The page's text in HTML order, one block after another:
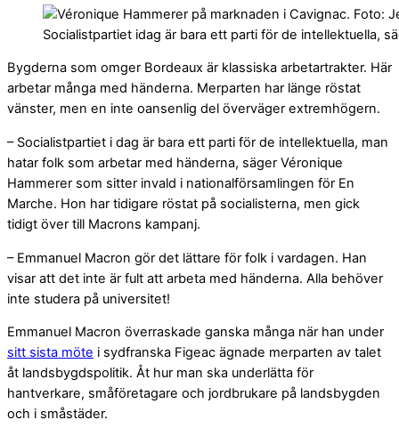
Socialistpartiet idag är bara ett parti för de intellektuella,
Bygderna som omger Bordeaux är klassiska arbetartrakter. Här
arbetar många med händerna. Merparten har länge röstat
vänster, men en inte oansenlig del överväger extremhögern.
– Socialistpartiet i dag är bara ett parti för de intellektuella, man
hatar folk som arbetar med händerna, säger Véronique
Hammerer som sitter invald i nationalförsamlingen för En
Marche. Hon har tidigare röstat på socialisterna, men gick
tidigt över till Macrons kampanj.
– Emmanuel Macron gör det lättare för folk i vardagen. Han
visar att det inte är fult att arbeta med händerna. Alla behöver
inte studera på universitet!
Emmanuel Macron överraskade ganska många när han under
sitt sista möte i sydfranska Figeac ägnade merparten av talet
åt landsbygdspolitik. Åt hur man ska underlätta för
hantverkare, småföretagare och jordbrukare på landsbygden
och i småstäder.